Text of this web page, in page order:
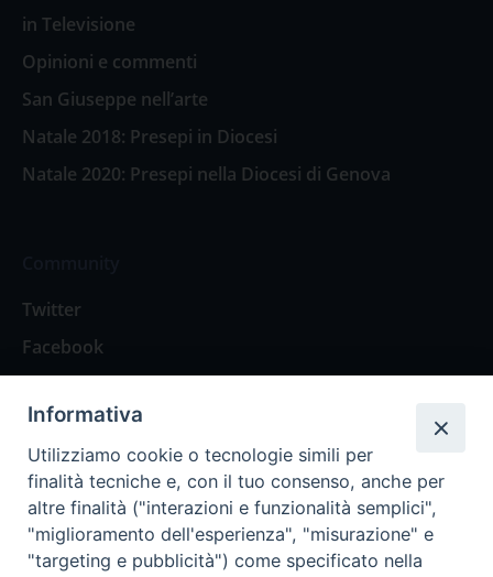
in Televisione
Opinioni e commenti
San Giuseppe nell’arte
Natale 2018: Presepi in Diocesi
Natale 2020: Presepi nella Diocesi di Genova
Twitter
Facebook
Spazio Lettori
Eventi
Eventi diocesani
Informativa
Utilizziamo cookie o tecnologie simili per
finalità tecniche e, con il tuo consenso, anche per
altre finalità ("interazioni e funzionalità semplici",
"miglioramento dell'esperienza", "misurazione" e
"targeting e pubblicità") come specificato nella